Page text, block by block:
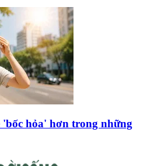
'bốc hỏa' hơn trong những